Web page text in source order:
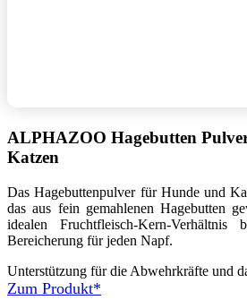
ALPHAZOO Hagebutten
Katzen
Das Hagebuttenpulver für Hunde und
das aus fein gemahlenen Hagebutten
idealen Fruchtfleisch-Kern-
Bereicherung für jeden Napf.
Unterstützung für die Abwehrkräfte und
Zum Produkt*